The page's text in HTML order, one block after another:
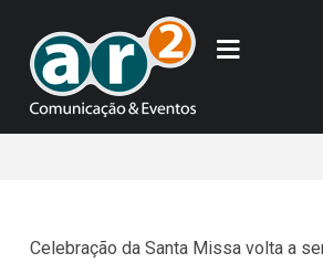
Celebração da Santa Missa volta a